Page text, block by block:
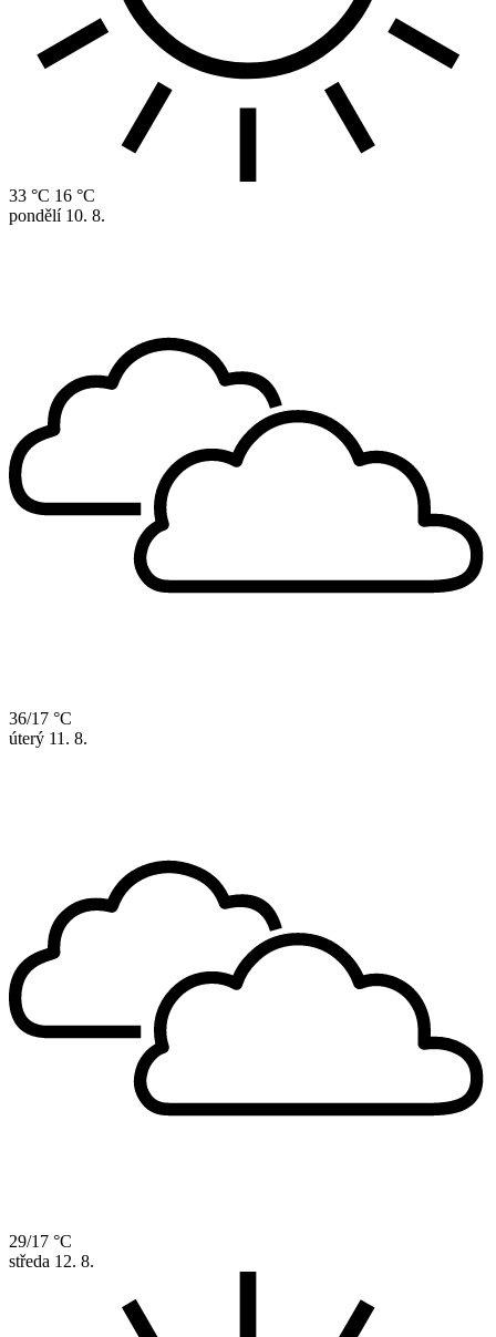
33 °C 16 °C
pondělí 10. 8.
36/17 °C
úterý 11. 8.
29/17 °C
středa 12. 8.